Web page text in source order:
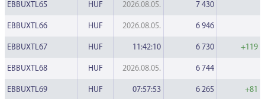
EBBUXTL65 HUF 2026.08.05. 7 430
EBBUXTL66 HUF 2026.08.05. 6 946
EBBUXTL67 HUF 11:42:10 6 730 +119
EBBUXTL68 HUF 2026.08.05. 6 744
EBBUXTL69 HUF 07:57:53 6 265 +81